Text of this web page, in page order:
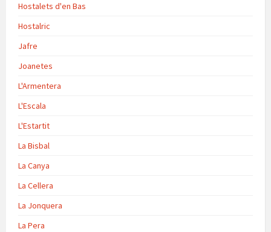
Hostalets d'en Bas
Hostalric
Jafre
Joanetes
L'Armentera
L'Escala
L'Estartit
La Bisbal
La Canya
La Cellera
La Jonquera
La Pera